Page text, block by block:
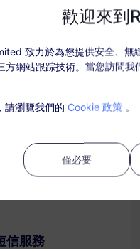
利快速地激活您的 eSIM
信服務
歡迎來到
致力於為您提供安全、無
方網站跟踪技術。當您訪問
請瀏覽我們的 Cookie 政策 。
僅必要